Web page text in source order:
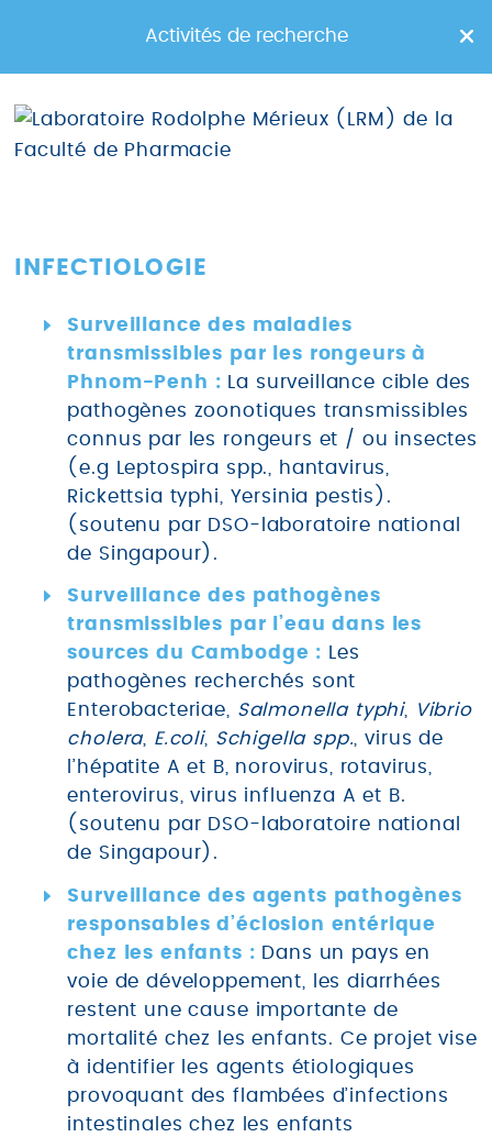
Laboratoire Rodolphe
des Sciences de la Santé
VOIR TOUS LES MEMBRES
Laboratoire
Activités de recherche
Présentation de l’Équipe
Publications
Activités de recherche
INFECTIOLOGIE
Surveillance des maladies
transmissibles par les rongeurs à
Phnom-Penh : La surveillance cible des
pathogènes zoonotiques transmissibles
connus par les rongeurs et / ou insectes
(e.g Leptospira spp., hantavirus,
Rickettsia typhi, Yersinia pestis).
(soutenu par DSO-laboratoire national
de Singapour).
Surveillance des pathogènes
transmissibles par l’eau dans les
sources du Cambodge : Les
pathogènes recherchés sont
Enterobacteriae, Salmonella typhi,
Vibrio
cholera, E.coli, Schigella spp., virus de
l’hépatite A et B, norovirus, rotavirus,
enterovirus, virus influenza A et B.
(soutenu par DSO-laboratoire national
de Singapour).
Surveillance des agents pathogènes
responsables d’éclosion entérique
chez les enfants : Dans un pays en
voie de développement, les diarrhées
restent une cause importante de
mortalité chez les enfants. Ce projet vise
à identifier les agents étiologiques
provoquant des flambées d’infections
intestinales chez les enfants
Newsletter